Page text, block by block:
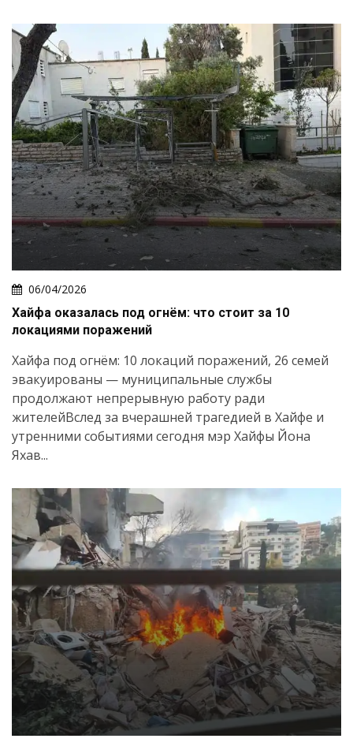
06/04/2026
Хайфа оказалась под огнём: что стоит за 10
локациями поражений
Хайфа под огнём: 10 локаций поражений, 26 семей
эвакуированы — муниципальные службы
продолжают непрерывную работу ради
жителейВслед за вчерашней трагедией в Хайфе и
утренними событиями сегодня мэр Хайфы Йона
Яхав...